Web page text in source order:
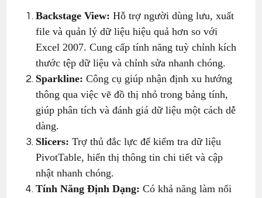
Backstage View: Hỗ trợ người dùng lưu, xuất
file và quản lý dữ liệu hiệu quả hơn so với
Excel 2007. Cung cấp tính năng tuỳ chỉnh kích
thước tệp dữ liệu và chỉnh sửa nhanh chóng.
Sparkline: Công cụ giúp nhận định xu hướng
thông qua việc vẽ đồ thị nhỏ trong bảng tính,
giúp phân tích và đánh giá dữ liệu một cách dễ
dàng.
Slicers: Trợ thủ đắc lực để kiểm tra dữ liệu
PivotTable, hiển thị thông tin chi tiết và cập
nhật nhanh chóng.
Tính Năng Định Dạng: Có khả năng làm nổi